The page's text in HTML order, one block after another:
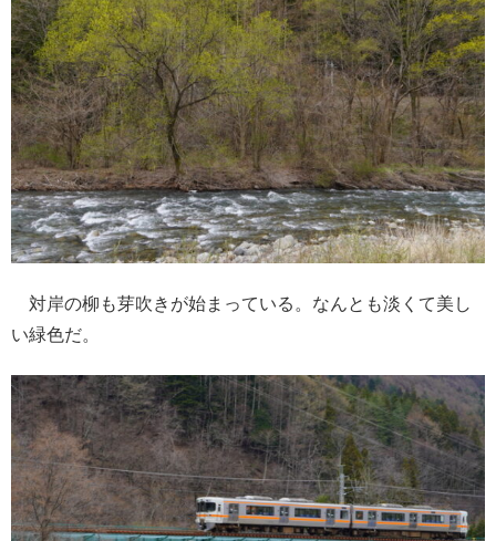
対岸の柳も芽吹きが始まっている。なんとも淡くて美し
い緑色だ。